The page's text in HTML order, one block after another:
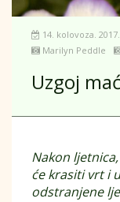
14. kolovoza.
Marilyn Peddle
Uzgoj
Nakon
će krasiti vrt i
odstranjene